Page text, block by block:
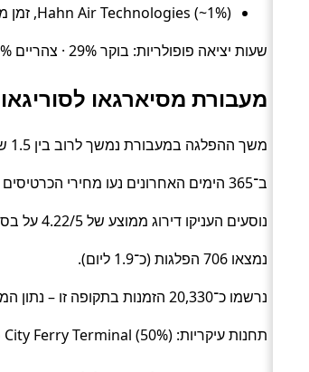
Hahn Air Technologies (~1%), זמן ממוצע 24.7 שעות, מחיר ממוצע ~516 ₪
שעות יציאה פופולריות: בוקר 29% · צהריים 71% · ערב 0% · לילה 0%.
מעבורת מסיארגאו לסוריגאו
משך ההפלגה במעבורת נמשך לרוב בין 1.5 שעות ל־2.5 שעות (בממוצע כ־1.8 שעות) (Ferry).
ב־365 הימים האחרונים נעו מחירי הכרטיסים בין 21 ל־43 ₪ (ממוצע כ־34 ₪).
נוסעים העניקו דירוג ממוצע של 4.22/5 על בסיס 14,981 חוות דעת.
נמצאו 706 הפלגות (כ־1.9 ליום).
נרשמו כ־20,330 הזמנות בתקופה זו – נתון המעיד על פופולריות בקרב מטיילים.
תחנות עיקריות: Dapa (50%), Surigao City Ferry Terminal (50%).